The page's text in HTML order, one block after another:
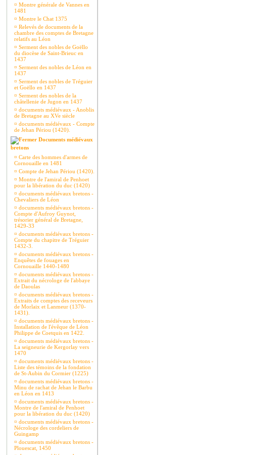
¤ Montre générale de Vannes en
1481
¤ Montre le Chat 1375
¤ Relevés de documents de la
chambre des comptes de Bretagne
relatifs au Léon
¤ Serment des nobles de Goëllo
du diocèse de Saint-Brieuc en
1437
¤ Serment des nobles de Léon en
1437
¤ Serment des nobles de Tréguier
et Goëllo en 1437
¤ Serment des nobles de la
châtellenie de Jugon en 1437
¤ documents médiévaux - Anoblis
de Bretagne au XVe siècle
¤ documents médiévaux - Compte
de Jehan Périou (1420).
Documents médiévaux
bretons
¤ Carte des hommes d'armes de
Cornouaille en 1481
¤ Compte de Jehan Périou (1420).
¤ Montre de l'amiral de Penhoet
pour la libération du duc (1420)
¤ documents médiévaux bretons -
Chevaliers de Léon
¤ documents médiévaux bretons -
Compte d'Aufroy Guynot,
trésorier général de Bretagne,
1429-33
¤ documents médiévaux bretons -
Compte du chapitre de Tréguier
1432-3.
¤ documents médiévaux bretons -
Enquêtes de fouages en
Cornouaille 1440-1480
¤ documents médiévaux bretons -
Extrait du nécrologe de l'abbaye
de Daoulas
¤ documents médiévaux bretons -
Extraits de comptes des receveurs
de Morlaix et Lanmeur (1370-
1431).
¤ documents médiévaux bretons -
Installation de l'évêque de Léon
Philippe de Coetquis en 1422.
¤ documents médiévaux bretons -
La seigneurie de Kergorlay vers
1470
¤ documents médiévaux bretons -
Liste des témoins de la fondation
de St-Aubin du Cormier (1225)
¤ documents médiévaux bretons -
Minu de rachat de Jehan le Barbu
en Léon en 1413
¤ documents médiévaux bretons -
Montre de l'amiral de Penhoet
pour la libération du duc (1420)
¤ documents médiévaux bretons -
Nécrologe des cordeliers de
Guingamp
¤ documents médiévaux bretons -
Plouescat, 1450